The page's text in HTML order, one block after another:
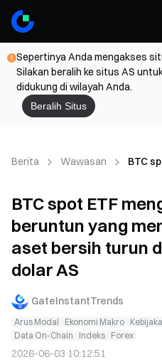
Sepertinya Anda mengakses
Silakan beralih ke situs AS
didukung di wilayah Anda.
Beralih Situs
Berita Wawasan BTC
BTC spot ETF
beruntun yang
aset bersih turun
dolar AS
GateInstantTrends
Arus Modal Ekonomi Makro
Data On-Chain
Indeks Forex
2026-06-03 10:12:51